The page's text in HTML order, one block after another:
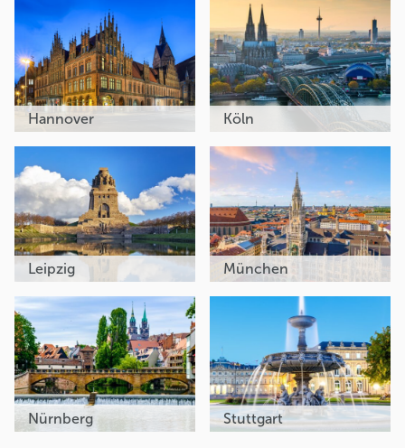
Hannover Köln
Leipzig München
Nürnberg Stuttgart